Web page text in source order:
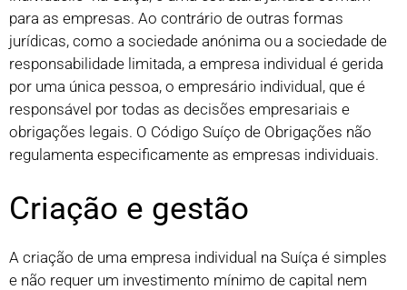
para as empresas. Ao contrário de outras formas
jurídicas, como a sociedade anónima ou a sociedade de
responsabilidade limitada, a empresa individual é gerida
por uma única pessoa, o empresário individual, que é
responsável por todas as decisões empresariais e
obrigações legais. O Código Suíço de Obrigações não
regulamenta especificamente as empresas individuais.
Criação e gestão
A criação de uma empresa individual na Suíça é simples
e não requer um investimento mínimo de capital nem